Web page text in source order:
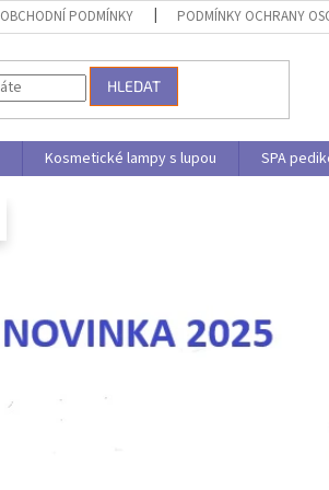
OBCHODNÍ PODMÍNKY PODMÍNKY OCHRANY
HLEDAT
Kosmetické lampy s lupou SPA